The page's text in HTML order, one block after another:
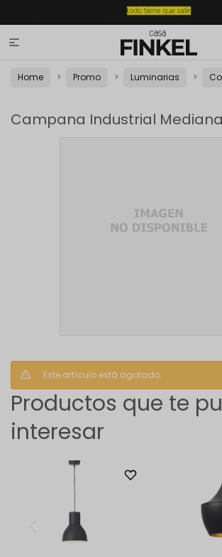

Home Promo Luminarias
Campana Industrial
Este artículo está agotado.
Productos que te
interesar